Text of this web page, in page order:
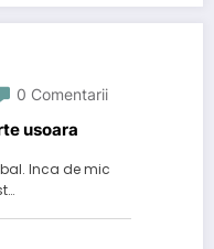
0 Comentarii
usoara
Inca de mic